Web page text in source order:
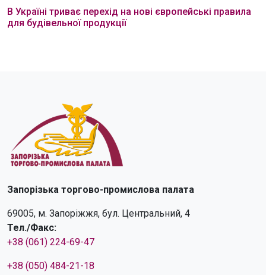
В Україні триває перехід на нові європейські правила
для будівельної продукції
Запорізька торгово-промислова палата
69005, м. Запоріжжя, бул. Центральний, 4
Тел./Факс:
+38 (061) 224-69-47
+38 (050) 484-21-18